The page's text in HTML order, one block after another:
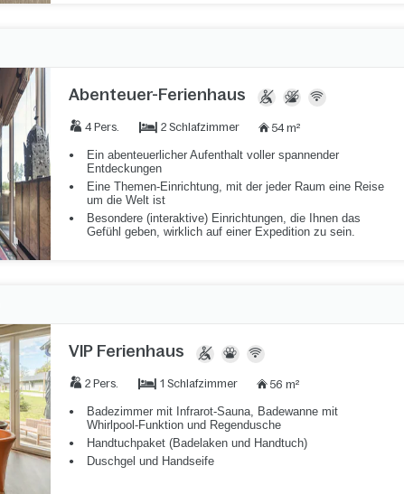
Abenteuer-Ferienhaus
4 Pers. 2 Schlafzimmer 54 m²
Ein abenteuerlicher Aufenthalt voller spannender
Entdeckungen
Eine Themen-Einrichtung, mit der jeder Raum eine Reise
um die Welt ist
Besondere (interaktive) Einrichtungen, die Ihnen das
Gefühl geben, wirklich auf einer Expedition zu sein.
VIP Ferienhaus
2 Pers. 1 Schlafzimmer 56 m²
Badezimmer mit Infrarot-Sauna, Badewanne mit
Whirlpool-Funktion und Regendusche
Handtuchpaket (Badelaken und Handtuch)
Duschgel und Handseife